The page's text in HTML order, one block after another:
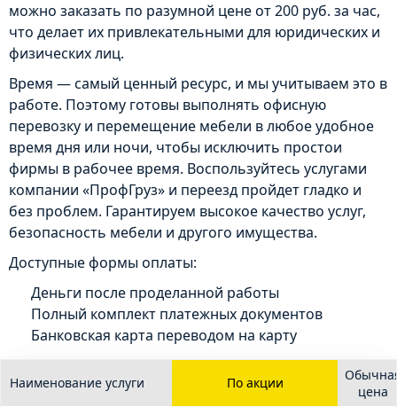
можно заказать по разумной цене от 200 руб. за час,
что делает их привлекательными для юридических и
физических лиц.
Время — самый ценный ресурс, и мы учитываем это в
работе. Поэтому готовы выполнять офисную
перевозку и перемещение мебели в любое удобное
время дня или ночи, чтобы исключить простои
фирмы в рабочее время. Воспользуйтесь услугами
компании «ПрофГруз» и переезд пройдет гладко и
без проблем. Гарантируем высокое качество услуг,
безопасность мебели и другого имущества.
Доступные формы оплаты:
Деньги после проделанной работы
Полный комплект платежных документов
Банковская карта переводом на карту
Наименование услуги По акции
цена